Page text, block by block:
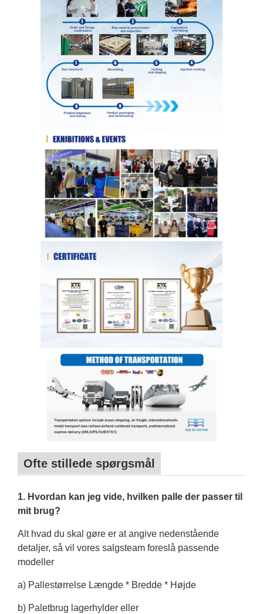
Ofte stillede spørgsmål
1. Hvordan kan jeg vide, hvilken palle der passer til
mit brug?
Alt hvad du skal gøre er at angive nedenstående
detaljer, så vil vores salgsteam foreslå passende
modeller
a) Pallestørrelse Længde * Bredde * Højde
b) Paletbrug lagerhylder eller